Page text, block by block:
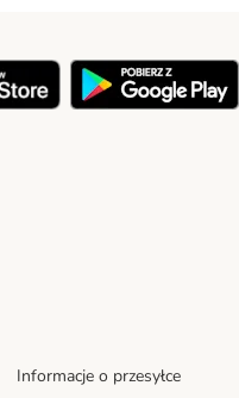
Informacje o przesyłce